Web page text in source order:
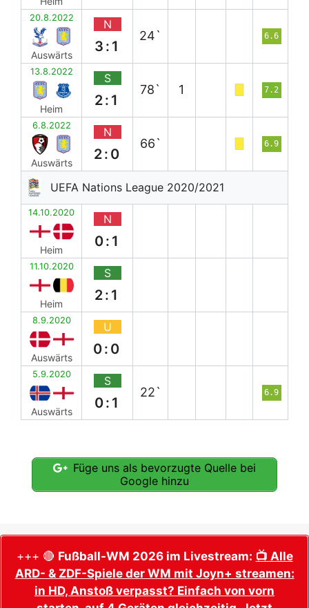
20.8.2022
Auswärts
N
3:1
24` 6.6
13.8.2022
Heim
S
2:1
78` 1 7.2
6.8.2022
Auswärts
N
2:0
66` 6.9
UEFA Nations League 2020/2021
14.10.2020
Heim
N
0:1
11.10.2020
Heim
S
2:1
8.9.2020
Auswärts
U
0:0
5.9.2020
Auswärts
S
0:1
22` 6.9
Füge uns als bevorzugte Quelle bei
Google hinzu
+++ 🔴 Fußball-WM 2026 im Livestream: 📺 Alle
ARD- & ZDF-Spiele der WM mit Joyn+ streamen:
in HD, Anstoß verpasst? Einfach von vorn